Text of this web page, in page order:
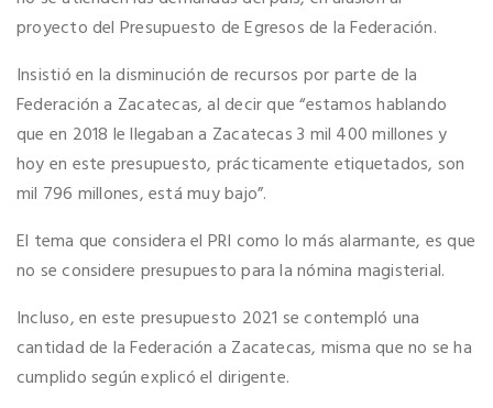
proyecto del Presupuesto de Egresos de la Federación.
Insistió en la disminución de recursos por parte de la
Federación a Zacatecas, al decir que “estamos hablando
que en 2018 le llegaban a Zacatecas 3 mil 400 millones y
hoy en este presupuesto, prácticamente etiquetados, son
mil 796 millones, está muy bajo”.
El tema que considera el PRI como lo más alarmante, es que
no se considere presupuesto para la nómina magisterial.
Incluso, en este presupuesto 2021 se contempló una
cantidad de la Federación a Zacatecas, misma que no se ha
cumplido según explicó el dirigente.